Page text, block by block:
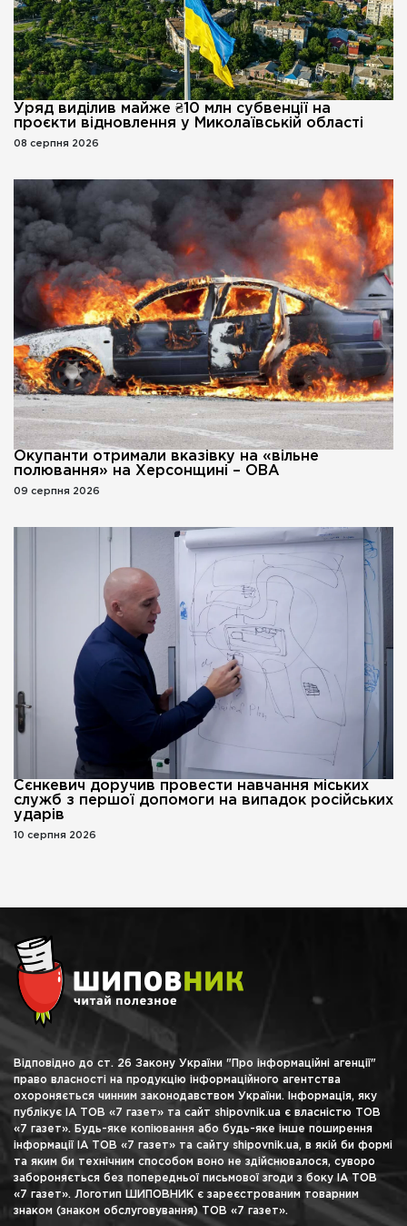
Уряд виділив майже ₴10 млн субвенції на
проєкти відновлення у Миколаївській області
08 серпня 2026
Окупанти отримали вказівку на «вільне
полювання» на Херсонщині – ОВА
09 серпня 2026
Сєнкевич доручив провести навчання міських
служб з першої допомоги на випадок російських
ударів
10 серпня 2026
Відповідно до ст. 26 Закону України "Про інформаційні агенції"
право власності на продукцію інформаційного агентства
охороняється чинним законодавством України. Інформація, яку
публікує ІА ТОВ «7 газет» та сайт shipovnik.ua є власністю ТОВ
«7 газет». Будь-яке копіювання або будь-яке інше поширення
інформації ІА ТОВ «7 газет» та сайту shipovnik.ua, в якій би формі
та яким би технічним способом воно не здійснювалося, суворо
забороняється без попередньої письмової згоди з боку ІА ТОВ
«7 газет». Логотип ШИПОВНИК є зареєстрованим товарним
знаком (знаком обслуговування) ТОВ «7 газет».